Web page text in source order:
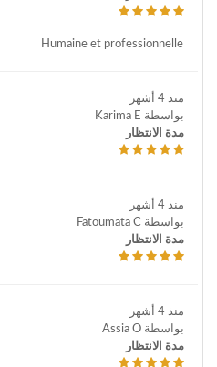
Humaine et professionnelle
منذ 4 أشهر
بواسطة Karima E
مدة الانتظار
منذ 4 أشهر
بواسطة Fatoumata C
مدة الانتظار
منذ 4 أشهر
بواسطة Assia O
مدة الانتظار